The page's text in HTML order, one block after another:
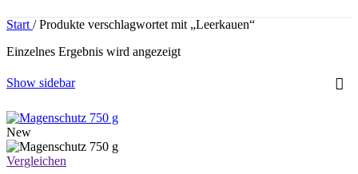
Start / Produkte verschlagwortet mit „Leerkauen“
Einzelnes Ergebnis wird angezeigt
Show sidebar
New
Vergleichen